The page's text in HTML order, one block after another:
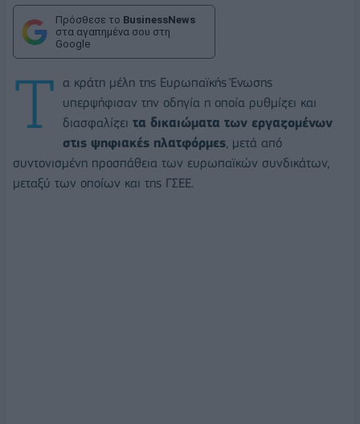
Πρόσθεσε το BusinessNews
στα αγαπημένα σου στη
Google
Τ
α κράτη μέλη της Ευρωπαϊκής Ένωσης
υπερψήφισαν την οδηγία η οποία ρυθμίζει και
διασφαλίζει τα δικαιώματα των εργαζομένων
στις ψηφιακές πλατφόρμες, μετά από
συντονισμένη προσπάθεια των ευρωπαϊκών συνδικάτων,
μεταξύ των οποίων και της ΓΣΕΕ.